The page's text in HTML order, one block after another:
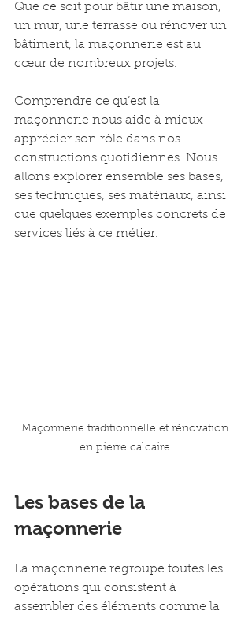
Que ce soit pour bâtir une maison,
un mur, une terrasse ou rénover un
bâtiment, la maçonnerie est au
cœur de nombreux projets.
Comprendre ce qu’est la
maçonnerie nous aide à mieux
apprécier son rôle dans nos
constructions quotidiennes. Nous
allons explorer ensemble ses bases,
ses techniques, ses matériaux, ainsi
que quelques exemples concrets de
services liés à ce métier.
Maçonnerie traditionnelle et rénovation
en pierre calcaire.
Les bases de la
maçonnerie
La maçonnerie regroupe toutes les
opérations qui consistent à
assembler des éléments comme la